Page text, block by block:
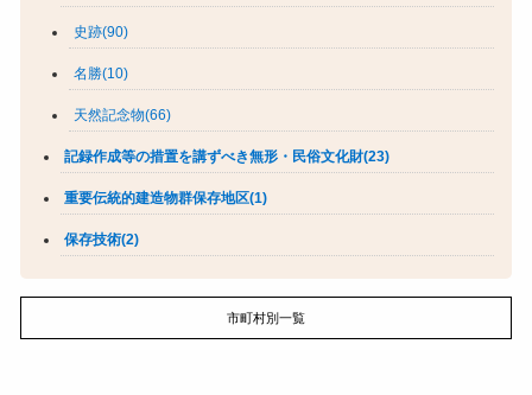
史跡(90)
名勝(10)
天然記念物(66)
記録作成等の措置を講ずべき無形・民俗文化財(23)
重要伝統的建造物群保存地区(1)
保存技術(2)
市町村別一覧